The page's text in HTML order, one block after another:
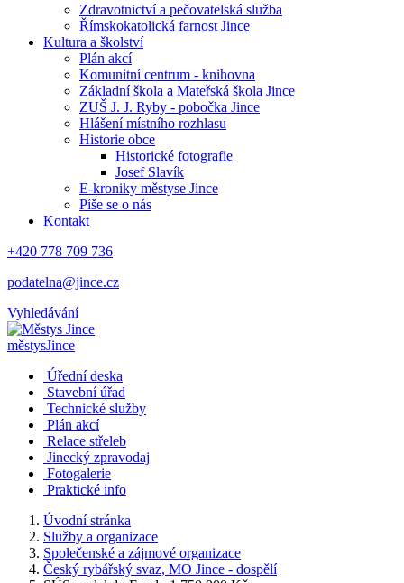
Zdravotnictví a pečovatelská služba
Římskokatolická farnost Jince
Kultura a školství
Plán akcí
Komunitní centrum - knihovna
Základní škola a Mateřská škola Jince
ZUŠ J. J. Ryby - pobočka Jince
Hlášení místního rozhlasu
Historie obce
Historické fotografie
Josef Slavík
E-kroniky městyse Jince
Píše se o nás
Kontakt
+420 778 709 736
podatelna@jince.cz
Vyhledávání
městysJince
Úřední deska
Stavební úřad
Technické služby
Plán akcí
Relace střeleb
Jinecký zpravodaj
Fotogalerie
Praktické info
Úvodní stránka
Služby a organizace
Společenské a zájmové organizace
Český rybářský svaz, MO Jince - dospělí